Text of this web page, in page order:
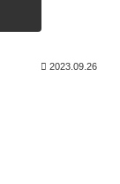
2023.09.26